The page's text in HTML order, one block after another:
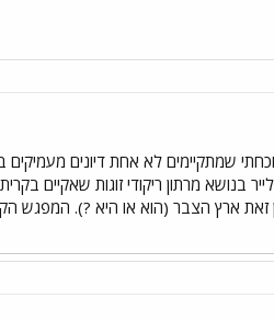
שמתקיימים לא אחת דיונים